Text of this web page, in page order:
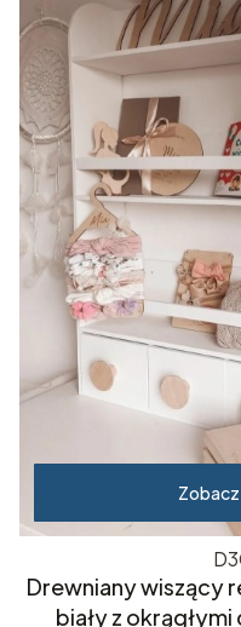
Drewniany wiszący
biały z